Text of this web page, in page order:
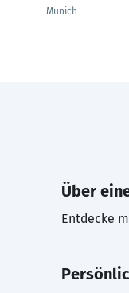
Munich
Über
Entdecke